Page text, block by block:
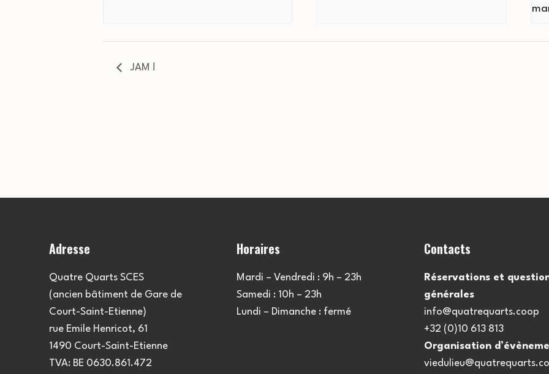
JAM !
Adresse
Quatre Quarts SCES
(ancien bâtiment de Gare de
Court-Saint-Etienne)
rue Emile Henricot, 61
1490 Court-Saint-Etienne
TVA: BE 0630.861.472
Horaires
Mardi – Vendredi : 9h – 23h
Samedi : 10h – 23h
Lundi – Dimanche : fermé
Contacts
Réservations et
générales
info@quatrequarts.coop
+32 (0)10 613 813
Organisation